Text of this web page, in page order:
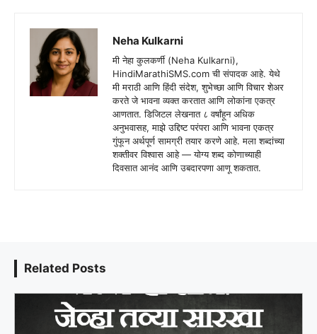
Neha Kulkarni
मी नेहा कुलकर्णी (Neha Kulkarni),
HindiMarathiSMS.com ची संपादक आहे. येथे
मी मराठी आणि हिंदी संदेश, शुभेच्छा आणि विचार शेअर
करते जे भावना व्यक्त करतात आणि लोकांना एकत्र
आणतात. डिजिटल लेखनात ८ वर्षांहून अधिक
अनुभवासह, माझे उद्दिष्ट परंपरा आणि भावना एकत्र
गुंफून अर्थपूर्ण सामग्री तयार करणे आहे. मला शब्दांच्या
शक्तीवर विश्वास आहे — योग्य शब्द कोणाच्याही
दिवसात आनंद आणि उबदारपणा आणू शकतात.
Related Posts